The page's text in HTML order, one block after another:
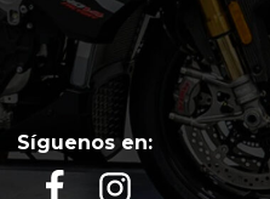
Síguenos en: